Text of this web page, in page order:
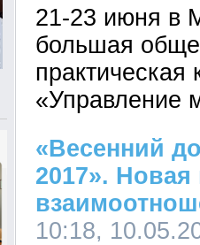
21-23 июня в
большая
«Управление
«Весенний
2017». Новая
10:18,